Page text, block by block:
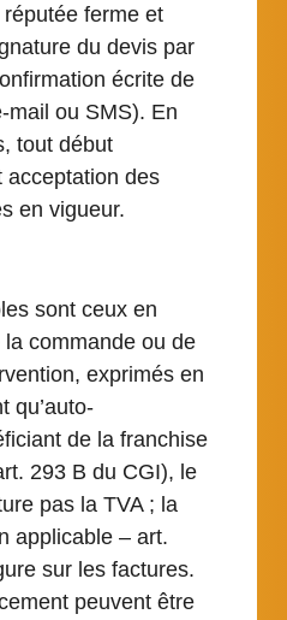
ferme et
du devis par
écrite de
mail ou SMS). En
tout début
acceptation des
en vigueur.
sont ceux en
commande ou de
exprimés en
qu’auto-
de la franchise
293 B du CGI), le
pas la TVA ; la
applicable – art.
sur les factures.
peuvent être